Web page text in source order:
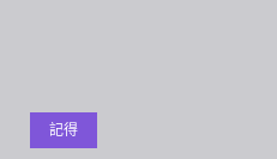
記得